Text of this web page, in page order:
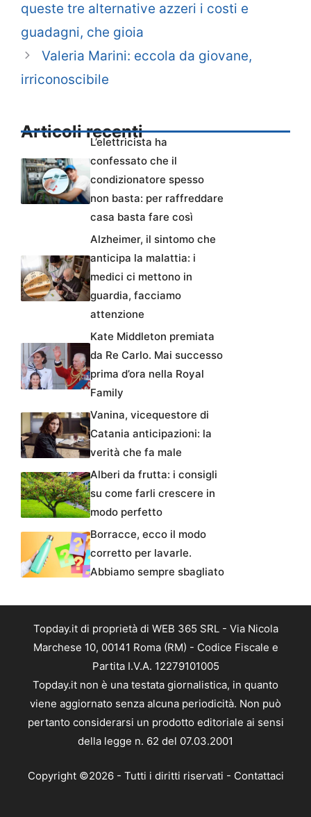
queste tre alternative azzeri i costi e
guadagni, che gioia
Valeria Marini: eccola da giovane,
irriconoscibile
Articoli recenti
L’elettricista ha
confessato che il
condizionatore spesso
non basta: per raffreddare
casa basta fare così
Alzheimer, il sintomo che
anticipa la malattia: i
medici ci mettono in
guardia, facciamo
attenzione
Kate Middleton premiata
da Re Carlo. Mai successo
prima d’ora nella Royal
Family
Vanina, vicequestore di
Catania anticipazioni: la
verità che fa male
Alberi da frutta: i consigli
su come farli crescere in
modo perfetto
Borracce, ecco il modo
corretto per lavarle.
Abbiamo sempre sbagliato
Topday.it di proprietà di WEB 365 SRL - Via Nicola
Marchese 10, 00141 Roma (RM) - Codice Fiscale e
Partita I.V.A. 12279101005
Topday.it non è una testata giornalistica, in quanto
viene aggiornato senza alcuna periodicità. Non può
pertanto considerarsi un prodotto editoriale ai sensi
della legge n. 62 del 07.03.2001
Copyright ©2026 - Tutti i diritti riservati - Contattaci